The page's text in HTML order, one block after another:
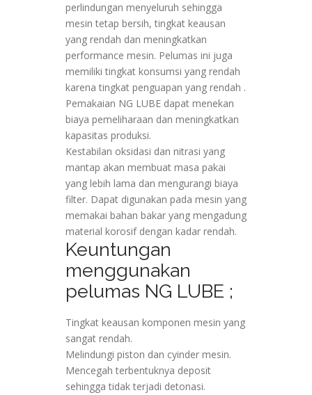
perlindungan menyeluruh sehingga
mesin tetap bersih, tingkat keausan
yang rendah dan meningkatkan
performance mesin. Pelumas ini juga
memiliki tingkat konsumsi yang rendah
karena tingkat penguapan yang rendah .
Pemakaian NG LUBE dapat menekan
biaya pemeliharaan dan meningkatkan
kapasitas produksi.
Kestabilan oksidasi dan nitrasi yang
mantap akan membuat masa pakai
yang lebih lama dan mengurangi biaya
filter. Dapat digunakan pada mesin yang
memakai bahan bakar yang mengadung
material korosif dengan kadar rendah.
Keuntungan
menggunakan
pelumas NG LUBE ;
Tingkat keausan komponen mesin yang
sangat rendah.
Melindungi piston dan cyinder mesin.
Mencegah terbentuknya deposit
sehingga tidak terjadi detonasi.